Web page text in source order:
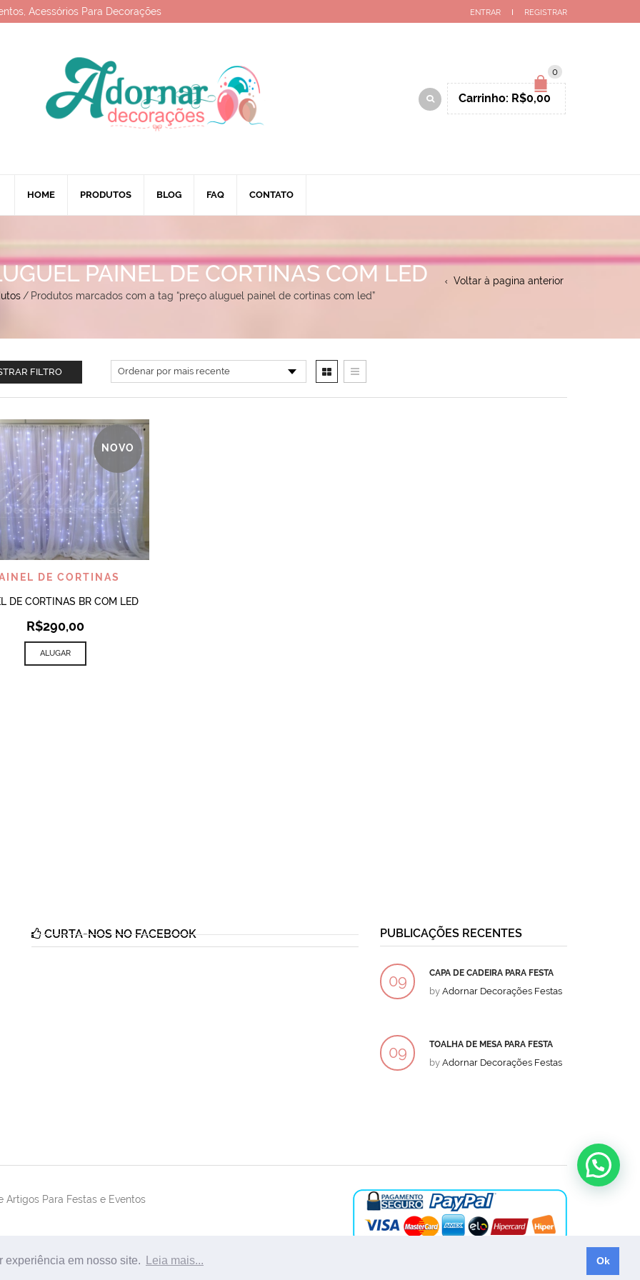
experiência em nosso site. Leia mais... Ok
Acessórios Para Decorações ENTRAR REGISTRAR
0
Carrinho: R$0,00
HOME PRODUTOS BLOG FAQ CONTATO
PAINEL DE CORTINAS COM LED
/ Produtos marcados com a tag “preço aluguel painel de cortinas com led”
Voltar à pagina anterior
FILTRO
NOVO
VISUALIZAR
DE CORTINAS
DE CORTINAS BR COM LED
R$290,00
ALUGAR
CURTA-NOS NO FACEBOOK PUBLICAÇÕES RECENTES
09 CAPA DE CADEIRA PARA FESTA
byAdornar Decorações Festas
09 TOALHA DE MESA PARA FESTA
byAdornar Decorações Festas
Artigos Para Festas e Eventos